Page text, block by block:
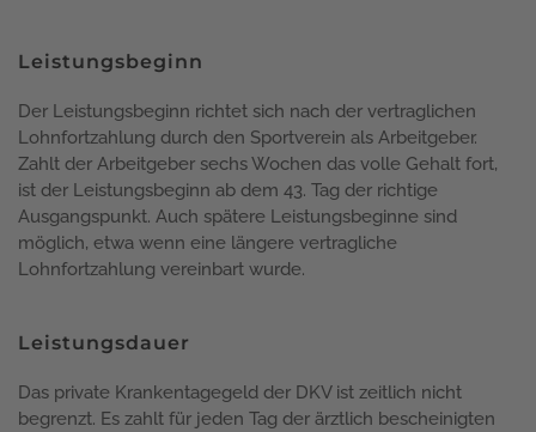
Leistungsbeginn
Der Leistungsbeginn richtet sich nach der vertraglichen
Lohnfortzahlung durch den Sportverein als Arbeitgeber.
Zahlt der Arbeitgeber sechs Wochen das volle Gehalt fort,
ist der Leistungsbeginn ab dem 43. Tag der richtige
Ausgangspunkt. Auch spätere Leistungsbeginne sind
möglich, etwa wenn eine längere vertragliche
Lohnfortzahlung vereinbart wurde.
Leistungsdauer
Das private Krankentagegeld der DKV ist zeitlich nicht
begrenzt. Es zahlt für jeden Tag der ärztlich bescheinigten